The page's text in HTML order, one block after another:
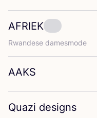
AFRIEK
Rwan­de­se damesmode
AAKS
Quazi designs